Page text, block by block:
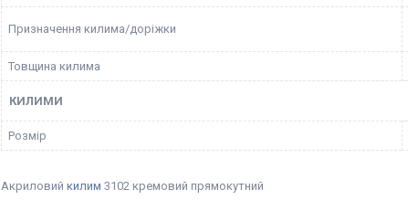
Призначення килима/доріжки
Товщина килима
КИЛИМИ
Розмір
Акриловий килим 3102 кремовий прямокутний